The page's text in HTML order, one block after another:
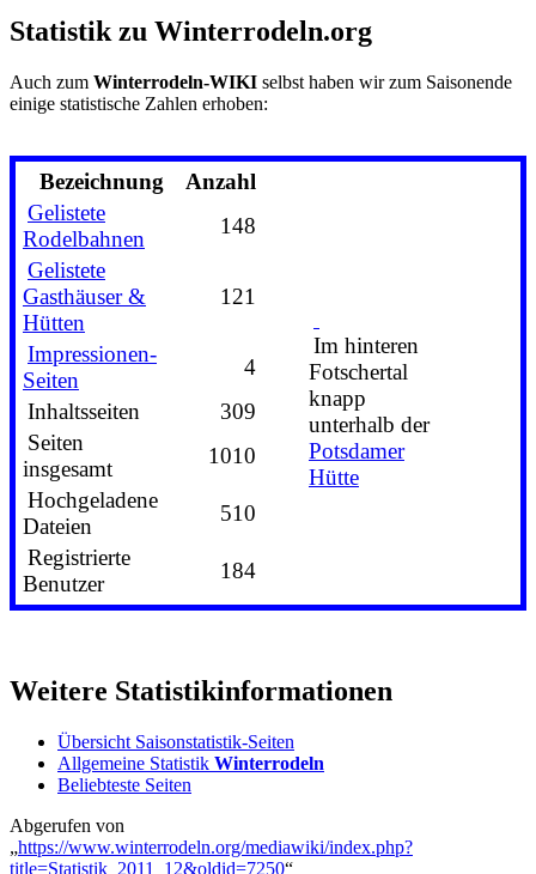
Statistik zu Winterrodeln.org
Auch zum Winterrodeln-WIKI selbst haben wir zum Saisonende
einige statistische Zahlen erhoben:
Bezeichnung
Anzahl
Gelistete
Rodelbahnen
148
Im hinteren
Fotschertal
knapp
unterhalb der
Potsdamer
Hütte
Gelistete
Gasthäuser &
Hütten
121
Impressionen-
Seiten
4
Inhaltsseiten
309
Seiten
insgesamt
1010
Hochgeladene
Dateien
510
Registrierte
Benutzer
184
Weitere Statistikinformationen
Übersicht Saisonstatistik-Seiten
Allgemeine Statistik Winterrodeln
Beliebteste Seiten
Abgerufen von
„https://www.winterrodeln.org/mediawiki/index.php?
title=Statistik_2011_12&oldid=7250“